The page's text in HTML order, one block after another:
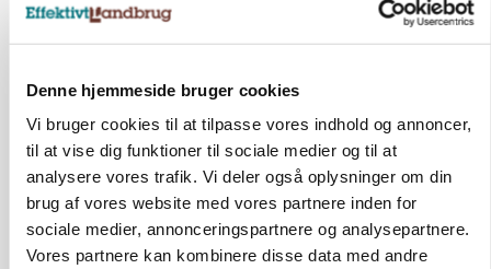
Denne hjemmeside bruger cookies
Vi bruger cookies til at tilpasse vores indhold og annoncer,
til at vise dig funktioner til sociale medier og til at
analysere vores trafik. Vi deler også oplysninger om din
brug af vores website med vores partnere inden for
sociale medier, annonceringspartnere og analysepartnere.
Vores partnere kan kombinere disse data med andre
Grise
9681, Ranum
Kalvepasser til ejendom i udvikling søges
Kalve